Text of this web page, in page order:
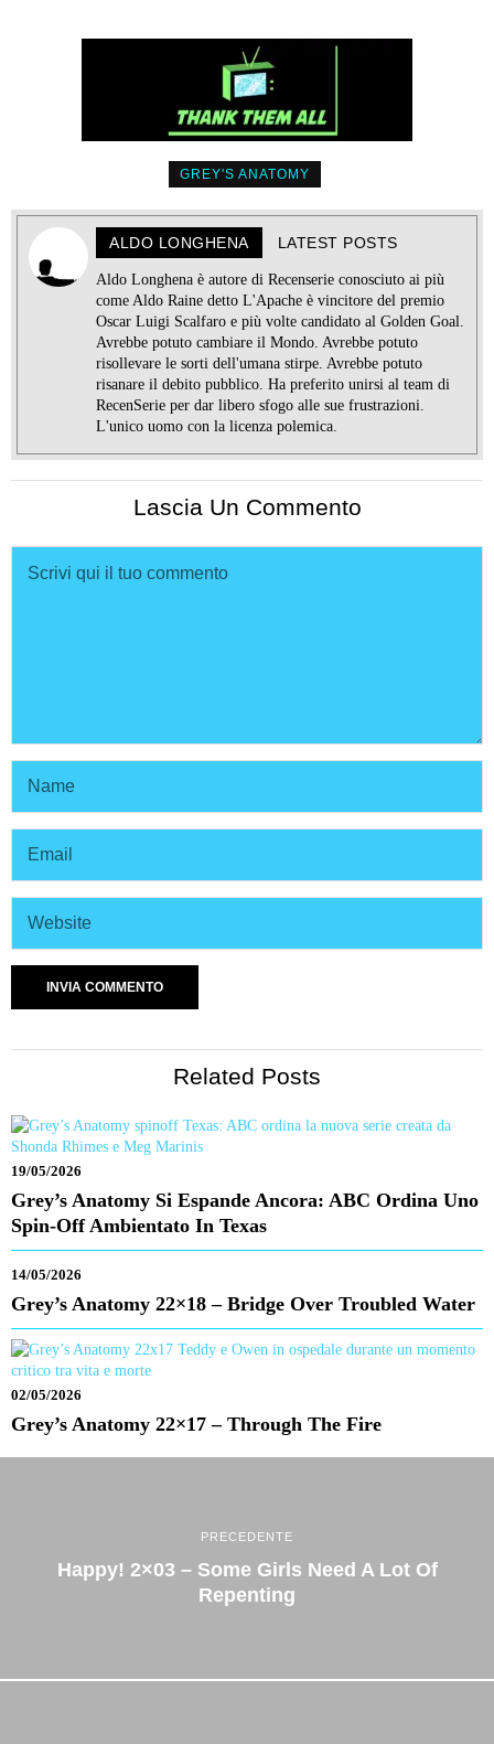
GREY'S ANATOMY
ALDO LONGHENA LATEST POSTS
Aldo Longhena è autore di Recenserie conosciuto ai più
come Aldo Raine detto L'Apache è vincitore del premio
Oscar Luigi Scalfaro e più volte candidato al Golden Goal.
Avrebbe potuto cambiare il Mondo. Avrebbe potuto
risollevare le sorti dell'umana stirpe. Avrebbe potuto
risanare il debito pubblico. Ha preferito unirsi al team di
RecenSerie per dar libero sfogo alle sue frustrazioni.
L'unico uomo con la licenza polemica.
Lascia Un Commento
Related Posts
19/05/2026
Grey’s Anatomy Si Espande Ancora: ABC Ordina Uno
Spin-Off Ambientato In Texas
14/05/2026
Grey’s Anatomy 22×18 – Bridge Over Troubled Water
02/05/2026
Grey’s Anatomy 22×17 – Through The Fire
PRECEDENTE
Happy! 2×03 – Some Girls Need A Lot Of
Repenting